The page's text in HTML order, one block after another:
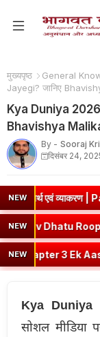
मुख्यपृष्ठ General
Jayegi? जानिए
Kya Duniya
Bhavishya
By - Sooraj
दिसंबर 24,
NEW| Pach Dhatu
NEW
लकार, अर्थ एवं
NEW| एक आशीर्वाद
Kya Duniya
सोशल मीडिया